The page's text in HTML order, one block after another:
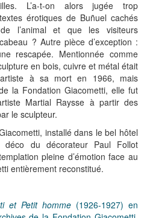
L’a-t-on alors jugée trop
érotiques de Buñuel cachés
l’animal et que les visiteurs
? Autre pièce d’exception :
rescapée. Mentionnée comme
en bois, cuivre et métal était
à sa mort en 1966, mais
la Fondation Giacometti, elle fut
Martial Raysse à partir des
le sculpteur.
installé dans le bel hôtel
déco du décorateur Paul Follot
pleine d’émotion face au
entièrement reconstitué.
et Petit homme (1926-1927) en